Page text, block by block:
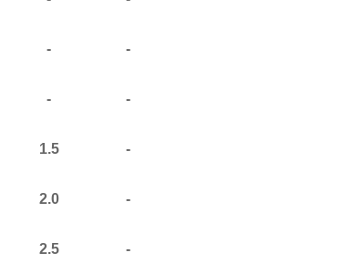
- -
- -
1.5 -
2.0 -
2.5 -